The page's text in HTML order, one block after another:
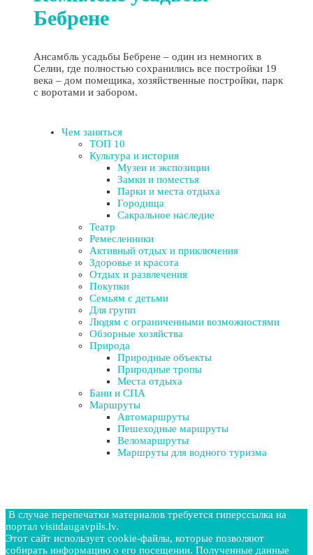
Бебрене
Ансамбль усадьбы Бебрене – один из немногих в
Селии, где полностью сохранились все постройки 19
века – дом помещика, хозяйственные постройки, парк
с воротами и забором.
Чем заняться
ТОП 10
Культура и история
Музеи и экспозиции
Замки и поместья
Парки и места отдыха
Городища
Сакральное наследие
Театр
Ремесленники
Активный отдых и приключения
Здоровье и красота
Отдых и развлечения
Покупки
Семьям с детьми
Для групп
Людям с ограниченными возможностями
Обзорные хозяйства
Природа
Природные объекты
Природные тропы
Места отдыха
Бани и СПА
Маршруты
Автомаршруты
Пешеходные маршруты
Веломаршруты
Маршруты для водного туризма
В случае перепечатки материалов требуется гиперссылка на
портал visitdaugavpils.lv.
Этот сайт использует cookie-файлы, которые позволяют
собирать информацию о его посещении. Полученные данные